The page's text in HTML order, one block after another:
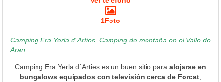
1Foto
Camping Era Yerla d´Arties, Camping de montaña en el Valle de
Aran
Camping Era Yerla d´Arties es un buen sitio para alojarse en
bungalows equipados con televisión cerca de Forcat